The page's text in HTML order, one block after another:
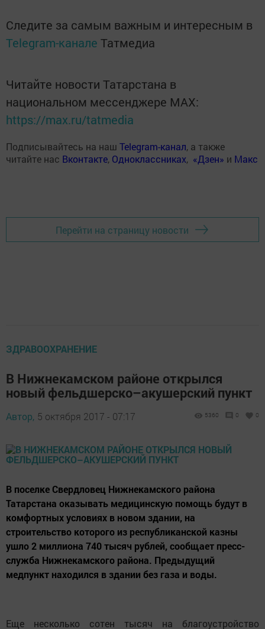
Следите за самым важным и интересным в
Telegram-канале Татмедиа
Читайте новости Татарстана в
национальном мессенджере MАХ:
https://max.ru/tatmedia
Подписывайтесь на наш Telegram-канал, а также
читайте нас Вконтакте, Одноклассниках, «Дзен» и Макс
Перейти на страницу новости
ЗДРАВООХРАНЕНИЕ
В Нижнекамском районе открылся
новый фельдшерско–акушерский пункт
Автор, 5 октября 2017 - 07:17 5360 0 0
В поселке Свердловец Нижнекамского района
Татарстана оказывать медицинскую помощь будут в
комфортных условиях в новом здании, на
строительство которого из республиканской казны
ушло 2 миллиона 740 тысяч рублей, сообщает пресс-
служба Нижнекамского района. Предыдущий
медпункт находился в здании без газа и воды.
Еще несколько сотен тысяч на благоустройство